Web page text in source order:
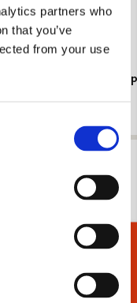
partners who
that you’ve
from your use
Toevoegen
Cadeaukiezer